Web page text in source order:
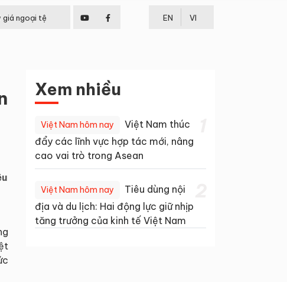
giá ngoại tệ EN VI
Xem nhiều
Việt Nam hôm nay
Việt Nam thúc
đẩy các lĩnh vực hợp tác mới, nâng
cao vai trò trong Asean
Việt Nam hôm nay
Tiêu dùng nội
địa và du lịch: Hai động lực giữ nhịp
tăng trưởng của kinh tế Việt Nam